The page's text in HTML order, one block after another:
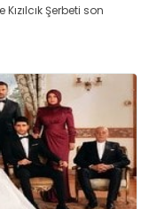
Şerbeti son